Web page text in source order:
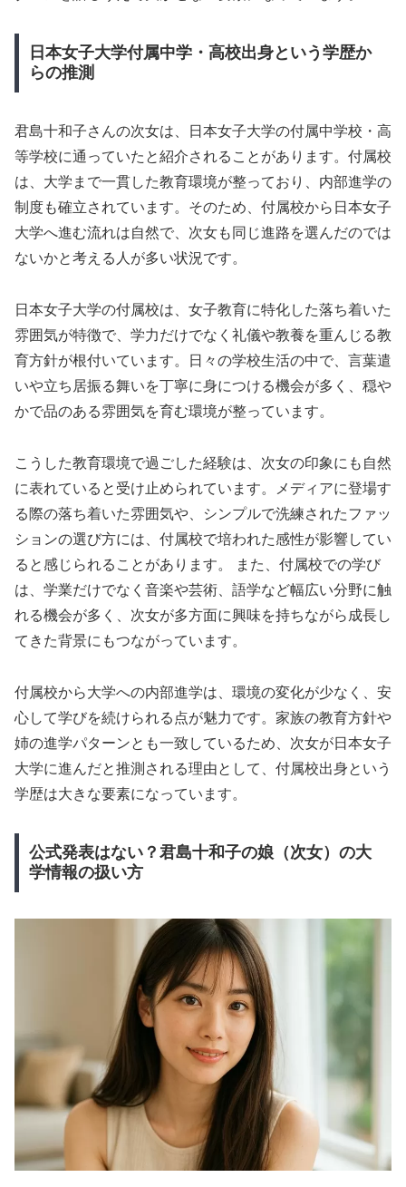
日本女子大学付属中学・高校出身という学歴か
らの推測
君島十和子さんの次女は、日本女子大学の付属中学校・高
等学校に通っていたと紹介されることがあります。付属校
は、大学まで一貫した教育環境が整っており、内部進学の
制度も確立されています。そのため、付属校から日本女子
大学へ進む流れは自然で、次女も同じ進路を選んだのでは
ないかと考える人が多い状況です。
日本女子大学の付属校は、女子教育に特化した落ち着いた
雰囲気が特徴で、学力だけでなく礼儀や教養を重んじる教
育方針が根付いています。日々の学校生活の中で、言葉遣
いや立ち居振る舞いを丁寧に身につける機会が多く、穏や
かで品のある雰囲気を育む環境が整っています。
こうした教育環境で過ごした経験は、次女の印象にも自然
に表れていると受け止められています。メディアに登場す
る際の落ち着いた雰囲気や、シンプルで洗練されたファッ
ションの選び方には、付属校で培われた感性が影響してい
ると感じられることがあります。 また、付属校での学び
は、学業だけでなく音楽や芸術、語学など幅広い分野に触
れる機会が多く、次女が多方面に興味を持ちながら成長し
てきた背景にもつながっています。
付属校から大学への内部進学は、環境の変化が少なく、安
心して学びを続けられる点が魅力です。家族の教育方針や
姉の進学パターンとも一致しているため、次女が日本女子
大学に進んだと推測される理由として、付属校出身という
学歴は大きな要素になっています。
公式発表はない？君島十和子の娘（次女）の大
学情報の扱い方